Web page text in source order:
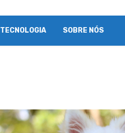
TECNOLOGIA SOBRE NÓS